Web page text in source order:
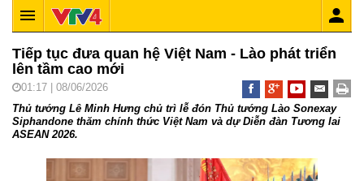
Tiếp tục đưa quan hệ Việt Nam - Lào phát triển
lên tầm cao mới
01:17 | 08/06/2026
Thủ tướng Lê Minh Hưng chủ trì lễ đón Thủ tướng Lào Sonexay
Siphandone thăm chính thức Việt Nam và dự Diễn đàn Tương lai
ASEAN 2026.